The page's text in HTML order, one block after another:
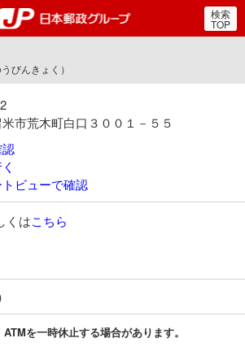
郵便局・日本郵政グルー
検索
TOP
びんきょく）
市荒木町白口３００１－５５
ビューで確認
くはこちら
を一時休止する場合があります。